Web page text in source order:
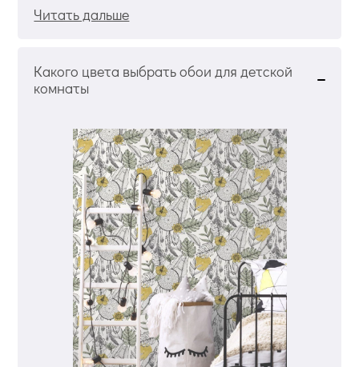
Читать дальше
Какого цвета выбрать обои для детской
комнаты